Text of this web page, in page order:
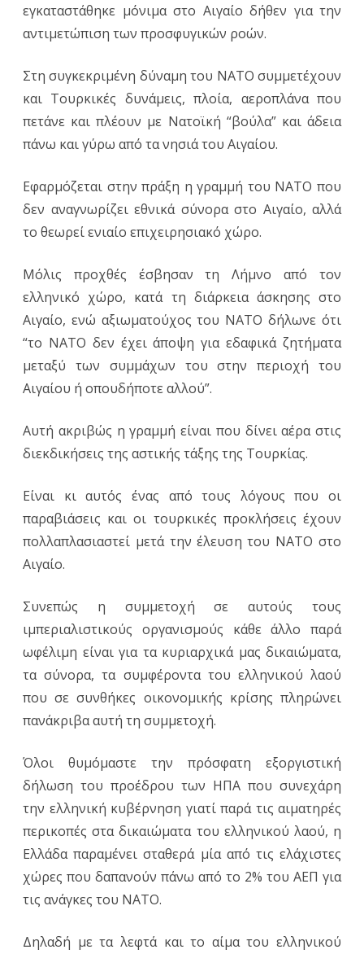
εγκαταστάθηκε μόνιμα στο Αιγαίο δήθεν για την
αντιμετώπιση των προσφυγικών ροών.
Στη συγκεκριμένη δύναμη του NATO συμμετέχουν
και Τουρκικές δυνάμεις, πλοία, αεροπλάνα που
πετάνε και πλέουν με Νατοϊκή “βούλα” και άδεια
πάνω και γύρω από τα νησιά του Αιγαίου.
Εφαρμόζεται στην πράξη η γραμμή του NATO που
δεν αναγνωρίζει εθνικά σύνορα στο Αιγαίο, αλλά
το θεωρεί ενιαίο επιχειρησιακό χώρο.
Μόλις προχθές έσβησαν τη Λήμνο από τον
ελληνικό χώρο, κατά τη διάρκεια άσκησης στο
Αιγαίο, ενώ αξιωματούχος του NATO δήλωνε ότι
“το NATO δεν έχει άποψη για εδαφικά ζητήματα
μεταξύ των συμμάχων του στην περιοχή του
Αιγαίου ή οπουδήποτε αλλού”.
Αυτή ακριβώς η γραμμή είναι που δίνει αέρα στις
διεκδικήσεις της αστικής τάξης της Τουρκίας.
Είναι κι αυτός ένας από τους λόγους που οι
παραβιάσεις και οι τουρκικές προκλήσεις έχουν
πολλαπλασιαστεί μετά την έλευση του NATO στο
Αιγαίο.
Συνεπώς η συμμετοχή σε αυτούς τους
ιμπεριαλιστικούς οργανισμούς κάθε άλλο παρά
ωφέλιμη είναι για τα κυριαρχικά μας δικαιώματα,
τα σύνορα, τα συμφέροντα του ελληνικού λαού
που σε συνθήκες οικονομικής κρίσης πληρώνει
πανάκριβα αυτή τη συμμετοχή.
Όλοι θυμόμαστε την πρόσφατη εξοργιστική
δήλωση του προέδρου των ΗΠΑ που συνεχάρη
την ελληνική κυβέρνηση γιατί παρά τις αιματηρές
περικοπές στα δικαιώματα του ελληνικού λαού, η
Ελλάδα παραμένει σταθερά μία από τις ελάχιστες
χώρες που δαπανούν πάνω από το 2% του ΑΕΠ για
τις ανάγκες του NATO.
Δηλαδή με τα λεφτά και το αίμα του ελληνικού